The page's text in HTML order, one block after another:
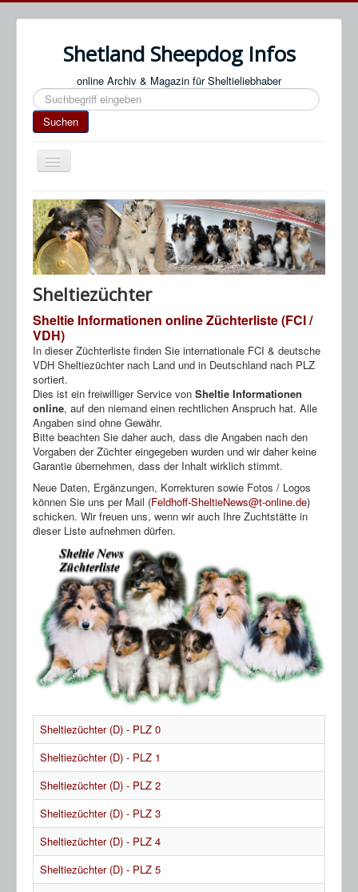
Shetland Sheepdog Infos
online Archiv & Magazin für Sheltieliebhaber
Suchen
Suchen
Navigation
an/aus
Start
Impressum / Datenschutz
An- & Abmeldung
SN Blog
HP Ahnentafeln
Sheltie Archiv
Sheltiezüchter
Sheltie Informationen online Züchterliste (FCI /
VDH)
In dieser Züchterliste finden Sie internationale FCI & deutsche
VDH Sheltiezüchter nach Land und in Deutschland nach PLZ
sortiert.
Dies ist ein freiwilliger Service von Sheltie Informationen
online, auf den niemand einen rechtlichen Anspruch hat. Alle
Angaben sind ohne Gewähr.
Bitte beachten Sie daher auch, dass die Angaben nach den
Vorgaben der Züchter eingegeben wurden und wir daher keine
Garantie übernehmen, dass der Inhalt wirklich stimmt.
Neue Daten, Ergänzungen, Korrekturen sowie Fotos / Logos
können Sie uns per Mail (Feldhoff-SheltieNews@t-online.de)
schicken. Wir freuen uns, wenn wir auch Ihre Zuchtstätte in
dieser Liste aufnehmen dürfen.
Sheltiezüchter (D) - PLZ 0
Sheltiezüchter (D) - PLZ 1
Sheltiezüchter (D) - PLZ 2
Sheltiezüchter (D) - PLZ 3
Sheltiezüchter (D) - PLZ 4
Sheltiezüchter (D) - PLZ 5